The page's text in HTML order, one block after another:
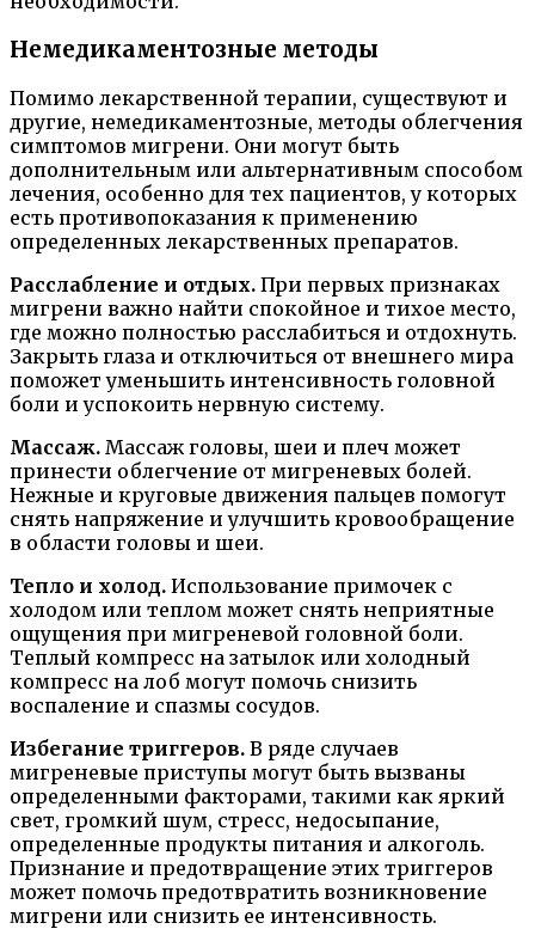
Немедикаментозные методы
Помимо лекарственной терапии, существуют и
другие, немедикаментозные, методы облегчения
симптомов мигрени. Они могут быть
дополнительным или альтернативным способом
лечения, особенно для тех пациентов, у которых
есть противопоказания к применению
определенных лекарственных препаратов.
Расслабление и отдых. При первых признаках
мигрени важно найти спокойное и тихое место,
где можно полностью расслабиться и отдохнуть.
Закрыть глаза и отключиться от внешнего мира
поможет уменьшить интенсивность головной
боли и успокоить нервную систему.
Массаж. Массаж головы, шеи и плеч может
принести облегчение от мигреневых болей.
Нежные и круговые движения пальцев помогут
снять напряжение и улучшить кровообращение
в области головы и шеи.
Тепло и холод. Использование примочек с
холодом или теплом может снять неприятные
ощущения при мигреневой головной боли.
Теплый компресс на затылок или холодный
компресс на лоб могут помочь снизить
воспаление и спазмы сосудов.
Избегание триггеров. В ряде случаев
мигреневые приступы могут быть вызваны
определенными факторами, такими как яркий
свет, громкий шум, стресс, недосыпание,
определенные продукты питания и алкоголь.
Признание и предотвращение этих триггеров
может помочь предотвратить возникновение
мигрени или снизить ее интенсивность.